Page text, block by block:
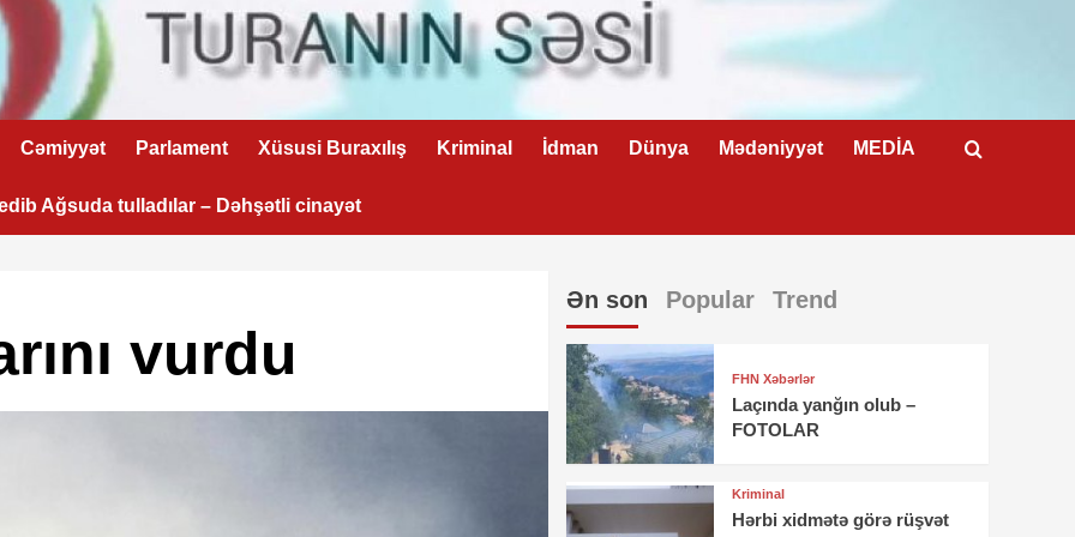
Cəmiyyət Parlament Xüsusi Buraxılış Kriminal İdman Dünya Mədəniyyət MEDİA
Ağsuda tulladılar – Dəhşətli cinayət
vurdu
Ən son Popular Trend
FHN Xəbərlər
Laçında yanğın olub –
FOTOLAR
Kriminal
Hərbi xidmətə görə rüşvət